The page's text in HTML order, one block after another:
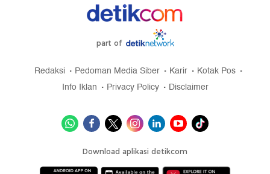
part of
Redaksi Pedoman Media Siber Karir
Kotak Pos
Info Iklan
Privacy Policy Disclaimer
Download aplikasi detikcom